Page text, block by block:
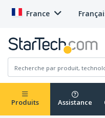
France
Produits Assistance